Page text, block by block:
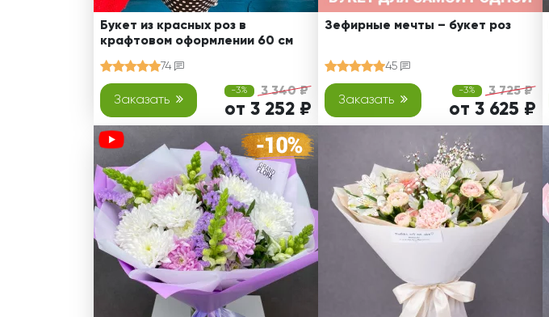
51 роза
101 роза
Розы Гран-При
Корзины с розами
Кустовые розы
Миксы из роз
Сердца из роз
Дедушке
Букет из красных роз в
крафтовом оформлении 60 см
74
Заказать
-3% 3 340 ₽
от 3 252 ₽
Зефирные мечты – букет роз
45
Заказать
-3% 3 725 ₽
от 3 625 ₽